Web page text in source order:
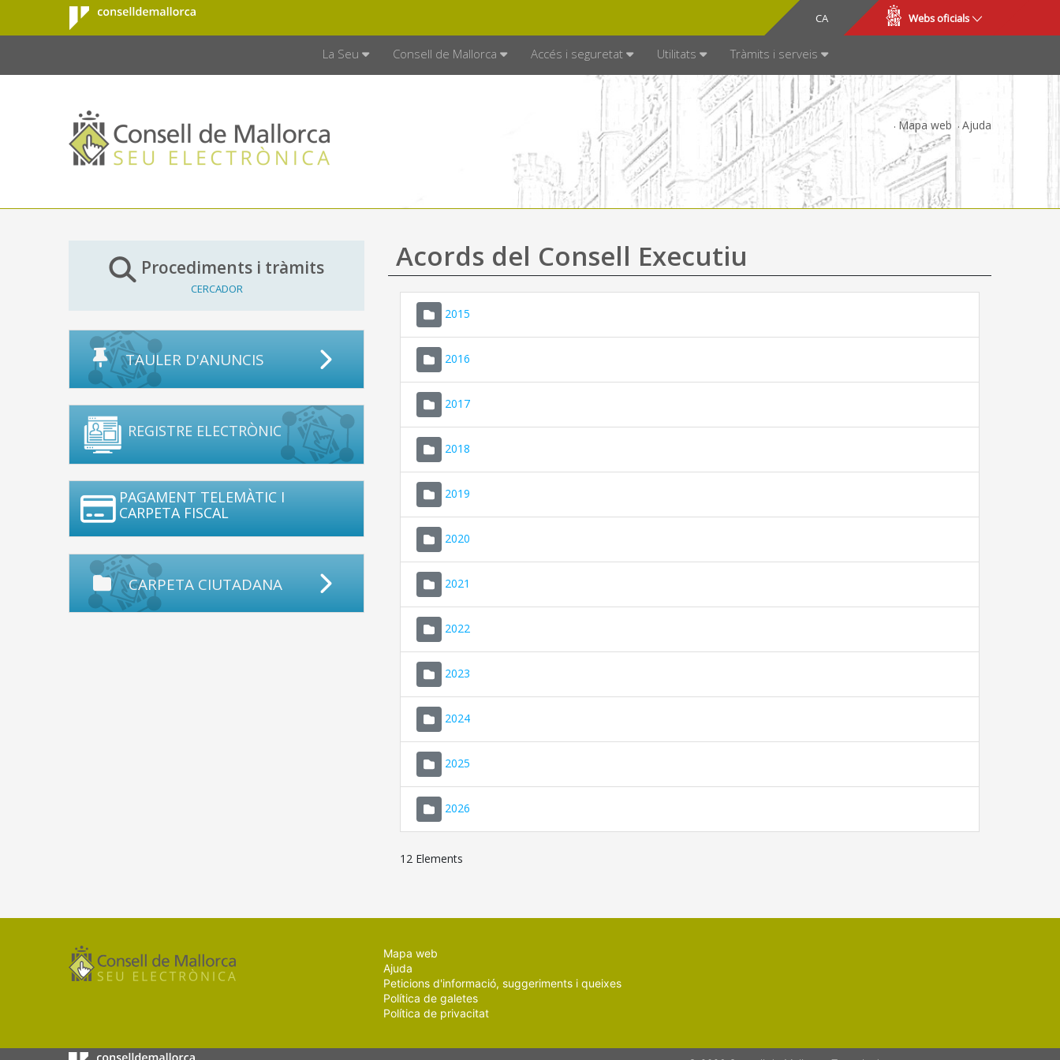
Salta al contingut principal
Consell de
Mallorca
CA
ES Webs oficials
La Seu Consell de Mallorca Accés i seguretat Utilitats Tràmits i serveis
Mapa web Ajuda
Procediments i tràmits
CERCADOR
TAULER D'ANUNCIS
REGISTRE ELECTRÒNIC
PAGAMENT TELEMÀTIC I
CARPETA FISCAL
CARPETA CIUTADANA
Acords del Consell Executiu
2015
2016
2017
2018
2019
2020
2021
2022
2023
2024
2025
2026
12 Elements
Mapa web
Ajuda
Peticions d'informació, suggeriments i queixes
Política de galetes
Política de privacitat